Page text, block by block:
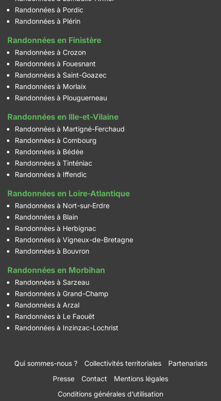
Randonnées à Pordic
Randonnées à Plérin
Randonnées en Finistère
Randonnées à Crozon
Randonnées à Fouesnant
Randonnées à Saint-Goazec
Randonnées à Morlaix
Randonnées à Plouguerneau
Randonnées en Ille-et-Vilaine
Randonnées à Martigné-Ferchaud
Randonnées à Combourg
Randonnées à Bédée
Randonnées à Tinténiac
Randonnées à Iffendic
Randonnées en Loire-Atlantique
Randonnées à Nort-sur-Erdre
Randonnées à Blain
Randonnées à Herbignac
Randonnées à Vigneux-de-Bretagne
Randonnées à Bouvron
Randonnées en Morbihan
Randonnées à Sarzeau
Randonnées à Grand-Champ
Randonnées à Arzal
Randonnées à Le Faouët
Randonnées à Inzinzac-Lochrist
Qui sommes-nous ? Collectivités territoriales
Partenariats
Presse
Contact
Mentions légales
Conditions générales d’utilisation